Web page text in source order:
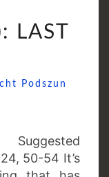
LAST
Podszun
50-54 It’s